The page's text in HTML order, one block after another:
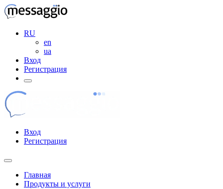
RU
en
ua
Вход
Регистрация
Вход
Регистрация
Главная
Продукты и услуги